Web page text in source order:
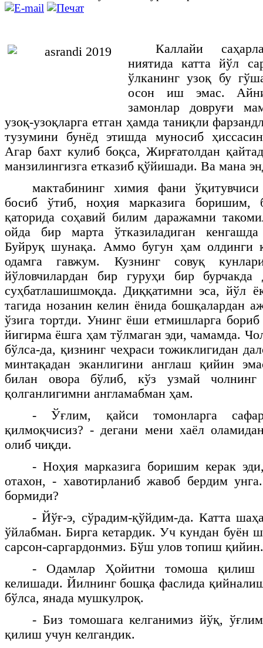
Каллайи
ниятида катта йўл
ўлканинг узоқ бу
осон иш эмас.
замонлар довруғи
узоқ-узоқларга етган ҳамда таниқли
тузумини бунёд этишда муносиб
Агар бахт кулиб боқса, Жирғатолдан
манзилингизга етказиб қўйишади. Ва мана
мактабининг химия фани
босиб ўтиб, ноҳия марказига боришим,
қаторида соҳавий билим даражамни
ойда бир марта ўтказиладиган
Буйруқ шунақа. Аммо бугун ҳам олдинги
одамга гавжум. Кузнинг совуқ
йўловчилардан бир гуруҳи бир бурчакда
суҳбатлашишмоқда. Диққатимни эса, йўл
тагида нозанин келин ёнида бошқалардан
ўзига тортди. Унинг ёши етмишларга бориб
йигирма ёшга ҳам тўлмаган эди, чамамда.
бўлса-да, қизнинг чеҳраси тожиклигидан
минтақадан эканлигини англаш қийин
билан овора бўлиб, кўз узмай
қолганлигимни англамабман ҳам.
- Ўғлим, қайси томонларга
қилмоқчисиз? - дегани мени хаёл
олиб чиқди.
- Ноҳия марказига боришим керак
отахон, - хавотирланиб жавоб бердим
бормиди?
- Йўғ-э, сўрадим-қўйдим-да. Катта
ўйлабман. Бирга кетардик. Уч кундан буён
сарсон-саргардонмиз. Бўш улов топиш қийин.
- Одамлар Ҳойитни томоша қилиш
келишади. Йилнинг бошқа фаслида
бўлса, янада мушкулроқ.
- Биз томошага келганимиз йўқ,
қилиш учун келгандик.